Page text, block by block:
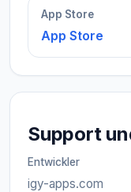
App Store
App Store
Support
Entwickler
igy-apps.com